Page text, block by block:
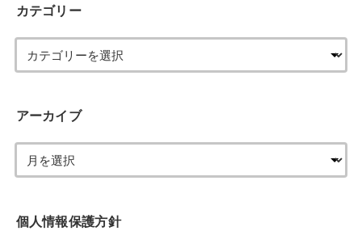
カテゴリー
アーカイブ
個人情報保護方針